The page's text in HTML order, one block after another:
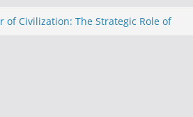
of Civilization: The Strategic Role of